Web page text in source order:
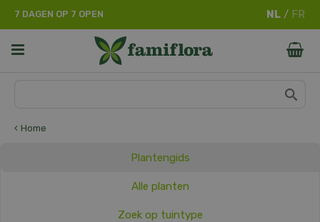
Home
7 DAGEN OP 7 OPEN
Plantengids
Alle planten
Zoek op tuintype